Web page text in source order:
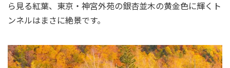
ら見る紅葉、東京・神宮外苑の銀杏並木の黄金色に輝くト
ンネルはまさに絶景です。